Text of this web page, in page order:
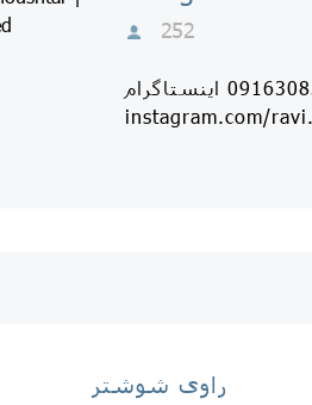
252
كانال تلگرام هفته‌نامه راوى / راه ارتباط با ما شماره 09163083928 اینستاگرام:
راوی شوشتر